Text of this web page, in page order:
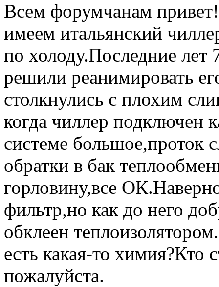
Всем форумчанам
имеем итальянский
по холоду.Последние лет
решили реанимировать
столкнулись с плохим
когда чиллер подключен
системе большое,проток
обратки в бак
горловину,все
фильтр,но как до него
обклеен
есть какая-то химия?Кто
пожалуйста.